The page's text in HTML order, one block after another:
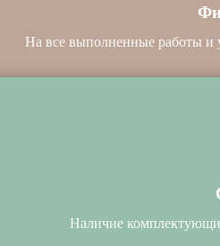
На все выполненные работы и
Наличие